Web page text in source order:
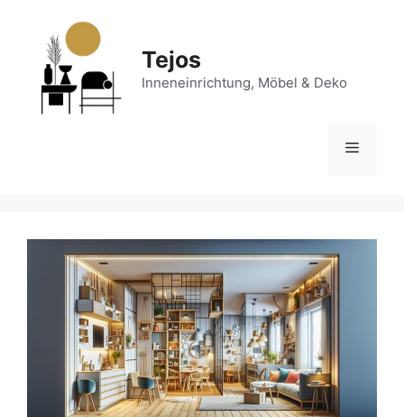
springen
Tejos
Inneneinrichtung, Möbel & Deko
Menü